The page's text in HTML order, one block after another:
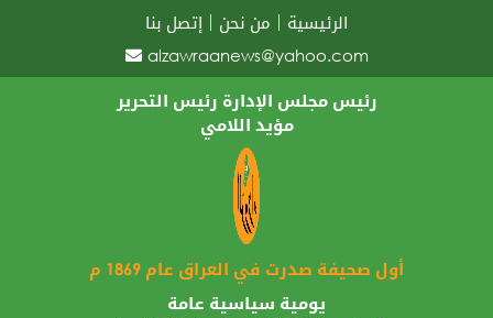
الرئيسية من نحن
إتصل بنا
alzawraanews@yahoo.com
رئيس مجلس الإدارة رئيس التحرير
مؤيد اللامي
أول صحيفة صدرت في العراق عام 1869 م
يومية سياسية عامة